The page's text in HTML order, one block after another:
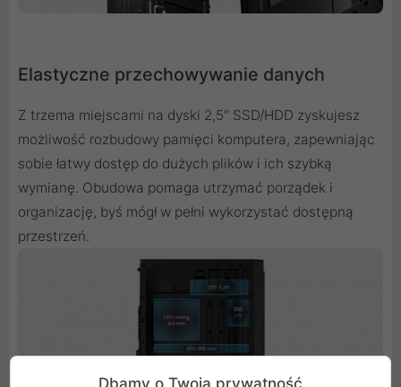
Elastyczne przechowywanie danych
Z trzema miejscami na dyski 2,5" SSD/HDD zyskujesz
możliwość rozbudowy pamięci komputera, zapewniając
sobie łatwy dostęp do dużych plików i ich szybką
wymianę. Obudowa pomaga utrzymać porządek i
organizację, byś mógł w pełni wykorzystać dostępną
przestrzeń.